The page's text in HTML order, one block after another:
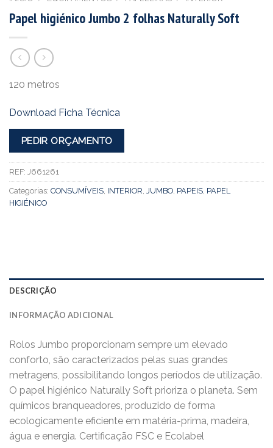
Papel higiénico Jumbo 2 folhas Naturally Soft
120 metros
Download Ficha Técnica
PEDIR ORÇAMENTO
REF: J661261
Categorias: CONSUMÍVEIS INTERIOR JUMBO PAPEIS PAPEL
HIGIÉNICO
DESCRIÇÃO
INFORMAÇÃO ADICIONAL
Rolos Jumbo proporcionam sempre um elevado
conforto, são caracterizados pelas suas grandes
metragens, possibilitando longos períodos de utilização.
O papel higiénico Naturally Soft prioriza o planeta. Sem
químicos branqueadores, produzido de forma
ecologicamente eficiente em matéria-prima, madeira,
água e energia. Certificação FSC e Ecolabel